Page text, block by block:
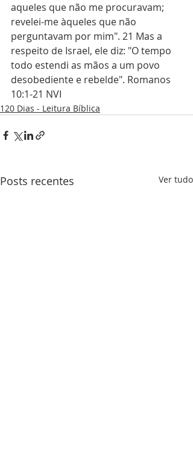
aqueles que não me procuravam;
revelei-me àqueles que não
perguntavam por mim". 21 Mas a
respeito de Israel, ele diz: "O tempo
todo estendi as mãos a um povo
desobediente e rebelde". Romanos
10:1-21 NVI
120 Dias - Leitura Bíblica
Posts recentes Ver tudo